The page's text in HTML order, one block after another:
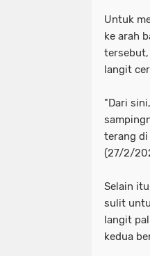
Untuk
ke arah
tersebut,
langit
"Dari
terang
(27/2/
Selain
sulit
langit
kedua